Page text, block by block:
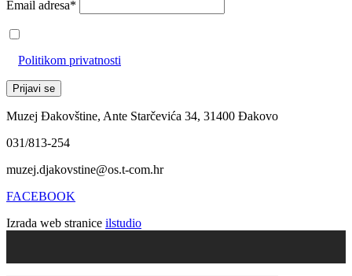
Email adresa*
Politikom privatnosti
Muzej Đakovštine, Ante Starčevića 34, 31400 Đakovo
031/813-254
muzej.djakovstine@os.t-com.hr
FACEBOOK
Izrada web stranice ilstudio